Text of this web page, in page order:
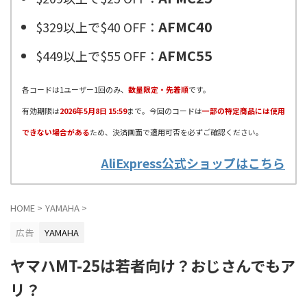
$329以上で$40 OFF： AFMC40
$449以上で$55 OFF： AFMC55
各コードは1ユーザー1回のみ、 数量限定・先着順です。
有効期限は2026年5月8日 15:59まで。今回のコードは一部の特定商品には使用
できない場合があるため、決済画面で適用可否を必ずご確認ください。
AliExpress公式ショップはこちら
HOME > YAMAHA >
広告
YAMAHA
ヤマハMT-25は若者向け？おじさんでもア
リ？